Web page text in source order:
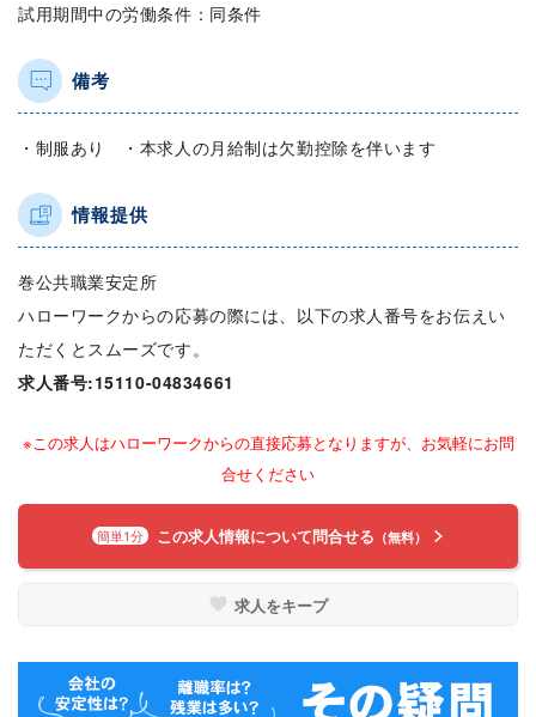
試用期間中の労働条件：同条件
備考
・制服あり ・本求人の月給制は欠勤控除を伴います
情報提供
巻公共職業安定所
ハローワークからの応募の際には、以下の求人番号をお伝えい
ただくとスムーズです。
求人番号:15110-04834661
※この求人はハローワークからの直接応募となりますが、お気軽にお問
合せください
簡単1分 この求人情報について問合せる （無料）
求人をキープ